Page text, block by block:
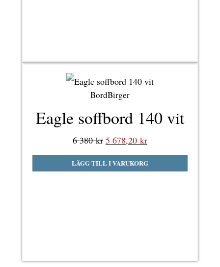
BordBirger
Eagle soffbord 140 vit
6 380kr Det
ursprungliga
priset
5 678,20 krDet
nuvarande
priset
LÄGG TILL I VARUKORG